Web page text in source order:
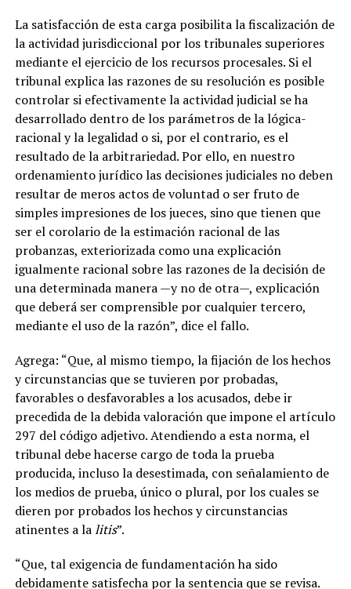
La satisfacción de esta carga posibilita la fiscalización de
la actividad jurisdiccional por los tribunales superiores
mediante el ejercicio de los recursos procesales. Si el
tribunal explica las razones de su resolución es posible
controlar si efectivamente la actividad judicial se ha
desarrollado dentro de los parámetros de la lógica-
racional y la legalidad o si, por el contrario, es el
resultado de la arbitrariedad. Por ello, en nuestro
ordenamiento jurídico las decisiones judiciales no deben
resultar de meros actos de voluntad o ser fruto de
simples impresiones de los jueces, sino que tienen que
ser el corolario de la estimación racional de las
probanzas, exteriorizada como una explicación
igualmente racional sobre las razones de la decisión de
una determinada manera —y no de otra—, explicación
que deberá ser comprensible por cualquier tercero,
mediante el uso de la razón”, dice el fallo.
Agrega: “Que, al mismo tiempo, la fijación de los hechos
y circunstancias que se tuvieren por probadas,
favorables o desfavorables a los acusados, debe ir
precedida de la debida valoración que impone el artículo
297 del código adjetivo. Atendiendo a esta norma, el
tribunal debe hacerse cargo de toda la prueba
producida, incluso la desestimada, con señalamiento de
los medios de prueba, único o plural, por los cuales se
dieren por probados los hechos y circunstancias
atinentes a lalitis”.
“Que, tal exigencia de fundamentación ha sido
debidamente satisfecha por la sentencia que se revisa.